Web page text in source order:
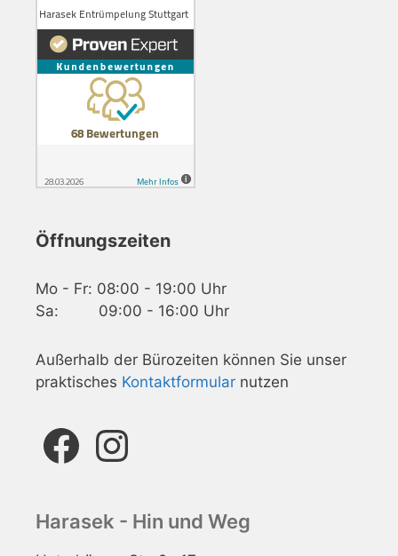
Öffnungszeiten
Mo - Fr: 08:00 - 19:00 Uhr
Sa: 09:00 - 16:00 Uhr
Außerhalb der Bürozeiten können Sie unser
praktisches Kontaktformular nutzen
Facebook
Instagram
Harasek - Hin und Weg